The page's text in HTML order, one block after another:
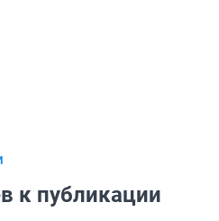
к публикации